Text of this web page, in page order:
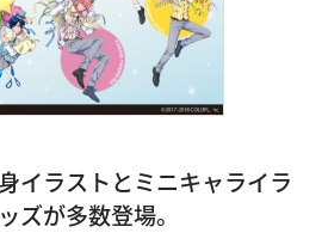
イラストとミニキャライラ
ズが多数登場。